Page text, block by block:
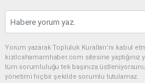
Yorum yazarak Topluluk Kuralları’nı kabul
kizilcahamamhaber.com sitesine
tüm sorumluluğu tek başınıza
yönetimi hiçbir şekilde sorumlu tutulamaz.